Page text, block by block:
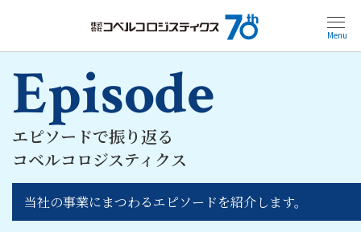
Menu
Episode
エピソードで振り返る
コベルコロジスティクス
当社の事業にまつわるエピソードを紹介します。